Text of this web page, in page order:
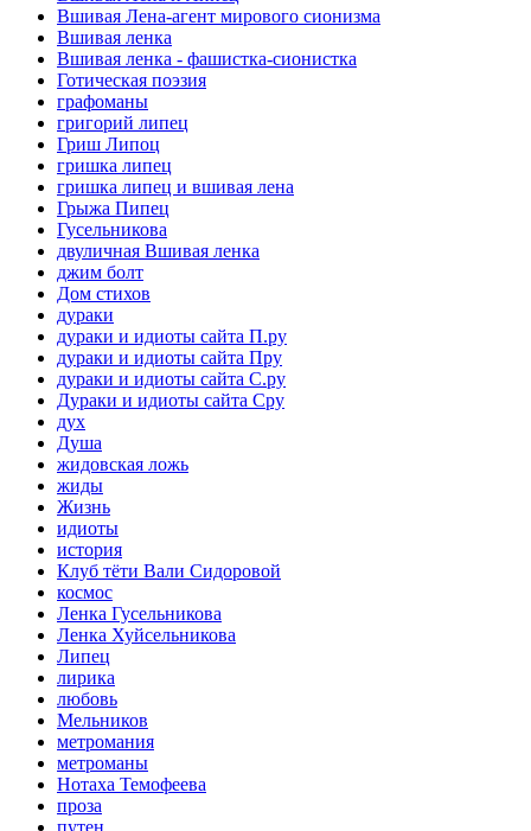
Вшивая Лена-агент мирового сионизма
Вшивая ленка
Вшивая ленка - фашистка-сионистка
Готическая поэзия
графоманы
григорий липец
Гриш Липоц
гришка липец
гришка липец и вшивая лена
Грыжа Пипец
Гусельникова
двуличная Вшивая ленка
джим болт
Дом стихов
дураки
дураки и идиоты сайта П.ру
дураки и идиоты сайта Пру
дураки и идиоты сайта С.ру
Дураки и идиоты сайта Сру
дух
Душа
жидовская ложь
жиды
Жизнь
идиоты
история
Клуб тёти Вали Сидоровой
космос
Ленка Гусельникова
Ленка Хуйсельникова
Липец
лирика
любовь
Мельников
метромания
метроманы
Нотаха Темофеева
проза
путен